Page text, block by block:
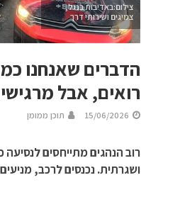
צילום:באדיבות בנגל,
צמיגים ושירותי דרך
הדברים שאנחנו
רואים, אבל
15/06/2026 תוכן ממומן
רוב הנהגים מתייחסים
ושגרתית. נכנסים לרכב,